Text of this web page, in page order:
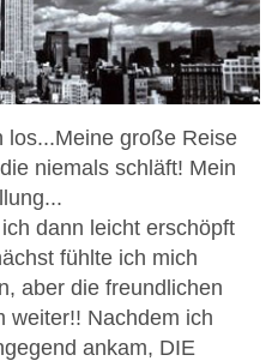
los...Meine große Reise
niemals schläft! Mein
dann leicht erschöpft
fühlte ich mich
aber die freundlichen
weiter!! Nachdem ich
ankam, DIE